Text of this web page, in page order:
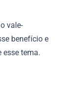
vale-
benefício e
tema.